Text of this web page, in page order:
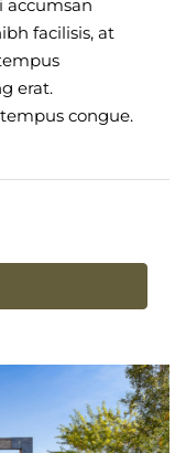
accumsan
facilisis, at
erat.
congue.